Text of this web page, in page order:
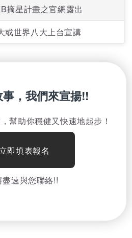
摘星計畫之官網露出
或世界八大上台宣講
，我們來宣揚!!
幫助你穩健又快速地起步！
立即填表報名
盡速與您聯絡!!